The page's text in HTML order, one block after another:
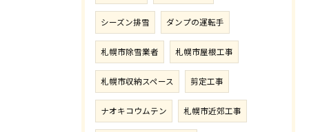
シーズン排雪 ダンプの運転手
札幌市除雪業者 札幌市屋根工事
札幌市収納スペース 剪定工事
ナオキコウムテン 札幌市近郊工事